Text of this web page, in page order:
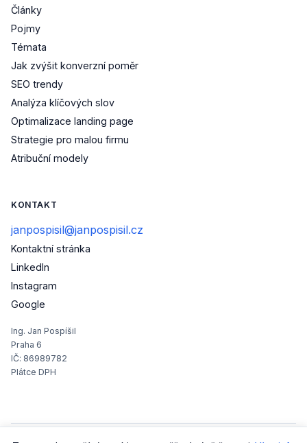
Články
Pojmy
Témata
Jak zvýšit konverzní poměr
SEO trendy
Analýza klíčových slov
Optimalizace landing page
Strategie pro malou firmu
Atribuční modely
KONTAKT
janpospisil@janpospisil.cz
Kontaktní stránka
LinkedIn
Instagram
Google
Ing. Jan Pospíšil
Praha 6
IČ: 86989782
Plátce DPH